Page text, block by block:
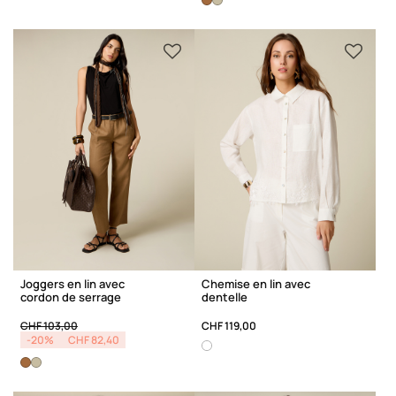
Joggers en lin avec
cordon de serrage
Price reduced from
CHF 103,00to
-20%
CHF 82,40
Chemise en lin avec
dentelle
CHF 119,00